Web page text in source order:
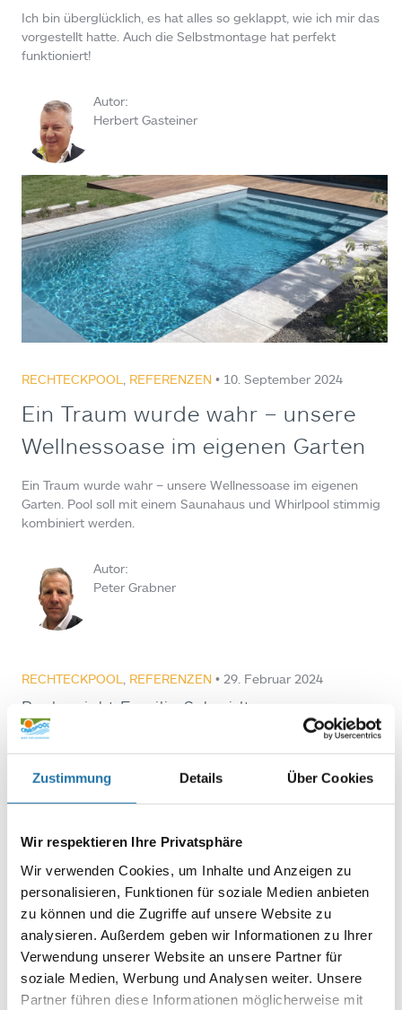
Zustimmung Details Über Cookies
Wir respektieren Ihre Privatsphäre
Wir verwenden Cookies, um Inhalte und Anzeigen zu
personalisieren, Funktionen für soziale Medien anbieten
zu können und die Zugriffe auf unsere Website zu
analysieren. Außerdem geben wir Informationen zu Ihrer
Verwendung unserer Website an unsere Partner für
soziale Medien, Werbung und Analysen weiter. Unsere
Partner führen diese Informationen möglicherweise mit
Ich bin überglücklich, es hat alles so geklappt, wie ich mir das
vorgestellt hatte. Auch die Selbstmontage hat perfekt
funktioniert!
Autor:
Herbert Gasteiner
RECHTECKPOOL REFERENZEN • 10. September 2024
Ein Traum wurde wahr – unsere
Wellnessoase im eigenen Garten
Ein Traum wurde wahr – unsere Wellnessoase im eigenen
Garten. Pool soll mit einem Saunahaus und Whirlpool stimmig
kombiniert werden.
Autor:
Peter Grabner
RECHTECKPOOL, REFERENZEN • 29. Februar 2024
Poolprojekt Familie Schmidt
Wir haben die Firma Cranpool direkt über die Webseite
www.cranpool.at gefunden. Die Hauptfaktoren in unserer
Entscheidung für Cranpool waren einmal die Beratung mit
aber ansonsten…
Autor:
Herbert Gasteiner
POOL ÜBERDACHUNGEN,RECHTECKPOOL,REFERENZEN
6. August 2021
Poolprojekt Franz Diem